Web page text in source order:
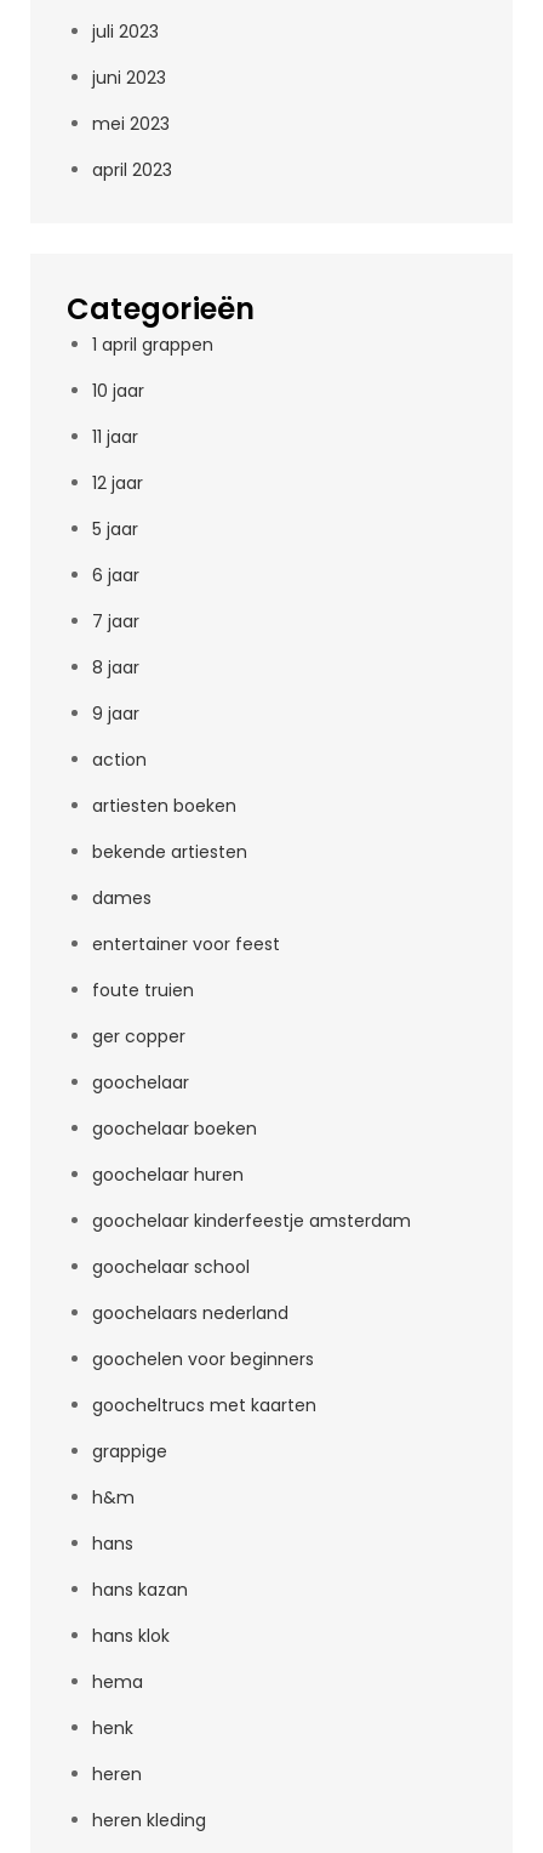
juli 2023
juni 2023
mei 2023
april 2023
Categorieën
1 april grappen
10 jaar
11 jaar
12 jaar
5 jaar
6 jaar
7 jaar
8 jaar
9 jaar
action
artiesten boeken
bekende artiesten
dames
entertainer voor feest
foute truien
ger copper
goochelaar
goochelaar boeken
goochelaar huren
goochelaar kinderfeestje amsterdam
goochelaar school
goochelaars nederland
goochelen voor beginners
goocheltrucs met kaarten
grappige
h&m
hans
hans kazan
hans klok
hema
henk
heren
heren kleding